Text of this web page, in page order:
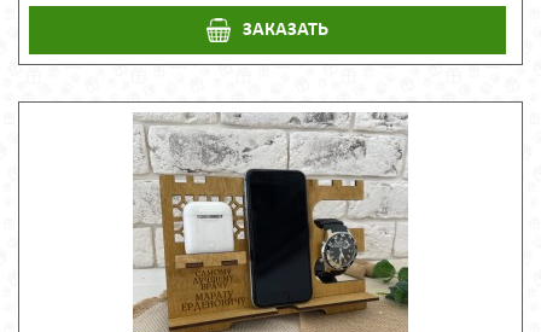
ЗАКАЗАТЬ